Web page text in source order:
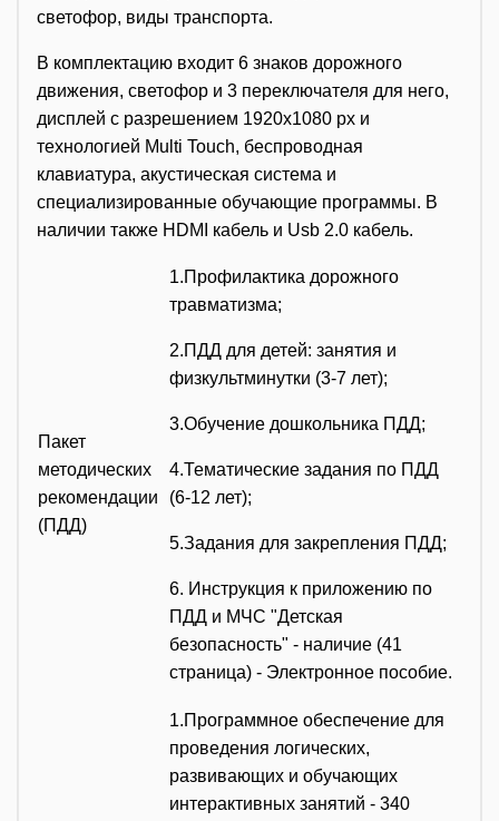
светофор, виды транспорта.
В комплектацию входит 6 знаков дорожного
движения, светофор и 3 переключателя для него,
дисплей с разрешением 1920х1080 px и
технологией Multi Touch, беспроводная
клавиатура, акустическая система и
специализированные обучающие программы. В
наличии также HDMI кабель и Usb 2.0 кабель.
Пакет
методических
рекомендации
(ПДД)
1.Профилактика дорожного
травматизма;
2.ПДД для детей: занятия и
физкультминутки (3-7 лет);
3.Обучение дошкольника ПДД;
4.Тематические задания по ПДД
(6-12 лет);
5.Задания для закрепления ПДД;
6. Инструкция к приложению по
ПДД и МЧС "Детская
безопасность" - наличие (41
страница) - Электронное пособие.
1.Программное обеспечение для
проведения логических,
развивающих и обучающих
интерактивных занятий - 340